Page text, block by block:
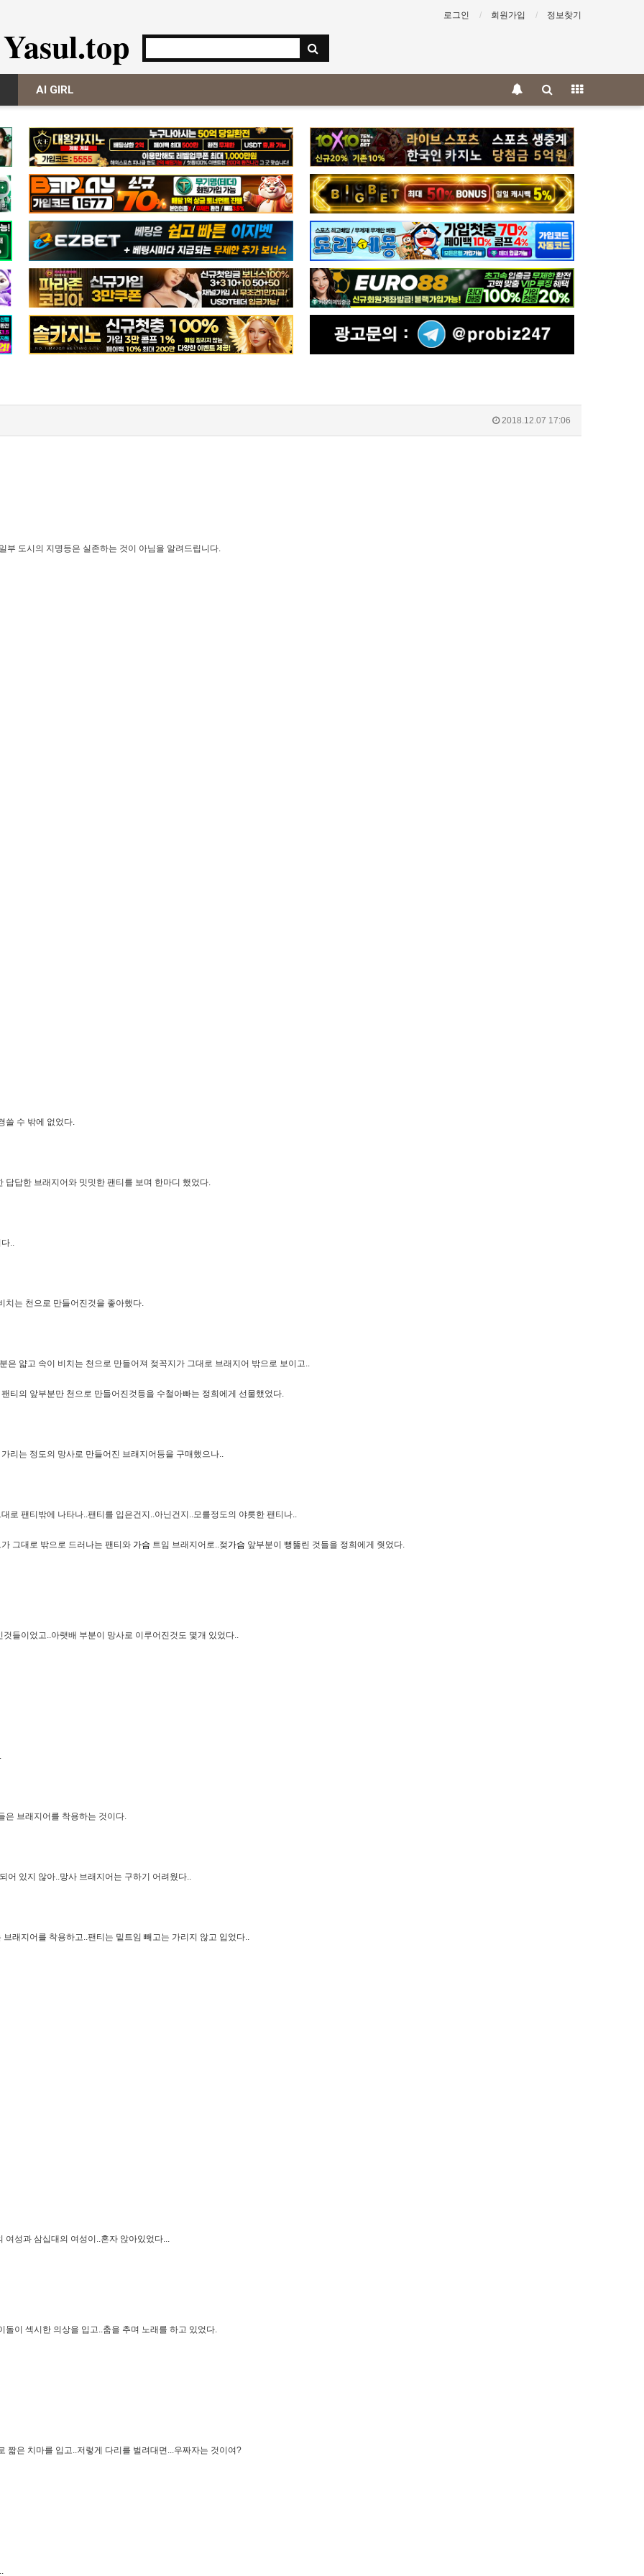
로그인 회원가입 정보찾기
Yasul.top
AI GIRL
2018.12.07 17:06
부 도시의 지명등은 실존하는 것이 아님을 알려드립니다.
쓸 수 밖에 없었다.
답한 브래지어와 밋밋한 팬티를 보며 한마디 했었다.
..
치는 천으로 만들어진것을 좋아했다.
은 얇고 속이 비치는 천으로 만들어져 젖꼭지가 그대로 브래지어 밖으로 보이고..
티의 앞부분만 천으로 만들어진것등을 수철아빠는 정희에게 선물했었다.
리는 정도의 망사로 만들어진 브래지어등을 구매했으나..
로 팬티밖에 나타나..팬티를 입은건지..아닌건지..모를정도의 야릇한 팬티나..
그대로 밖으로 드러나는 팬티와 가슴 트임 브래지어로..젖가슴 앞부분이 뻥뚫린 것들을 정희에게 줫었다.
들이었고..아랫배 부분이 망사로 이루어진것도 몇개 있었다..
은 브래지어를 착용하는 것이다.
어 있지 않아..망사 브래지어는 구하기 어려웠다..
브래지어를 착용하고..팬티는 밑트임 빼고는 가리지 않고 입었다..
여성과 삼십대의 여성이..혼자 앉아있었다...
이 섹시한 의상을 입고..춤을 추며 노래를 하고 있었다.
짧은 치마를 입고..저렇게 다리를 벌려대면...우짜자는 것이여?